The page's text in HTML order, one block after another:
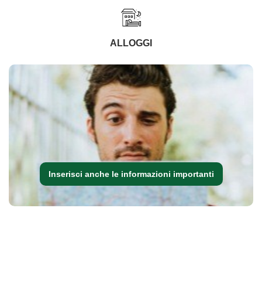
ALLOGGI
Inserisci anche le informazioni importanti